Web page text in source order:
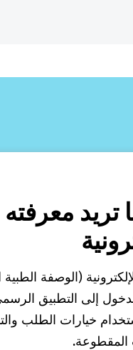
تريد
(الوصفة
إلى التطبيق
خيارات الطلب
المقطوعة.